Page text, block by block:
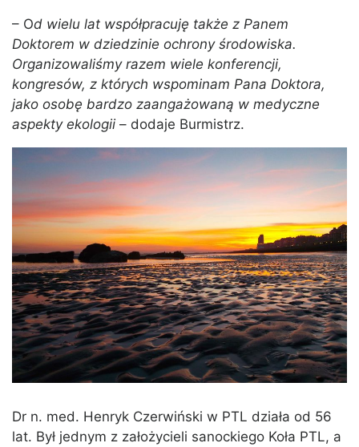
– Od wielu lat współpracuję także z Panem
Doktorem w dziedzinie ochrony środowiska.
Organizowaliśmy razem wiele konferencji,
kongresów, z których wspominam Pana Doktora,
jako osobę bardzo zaangażowaną w medyczne
aspekty ekologii – dodaje Burmistrz.
Dr n. med. Henryk Czerwiński w PTL działa od 56
lat. Był jednym z założycieli sanockiego Koła PTL, a